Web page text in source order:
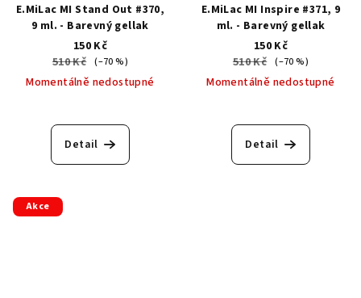
E.MiLac MI Stand Out #370,
9 ml. - Barevný gellak
150 Kč
510 Kč (–70 %)
Momentálně nedostupné
Detail
E.MiLac MI Inspire #371, 9
ml. - Barevný gellak
150 Kč
510 Kč (–70 %)
Momentálně nedostupné
Detail
Akce